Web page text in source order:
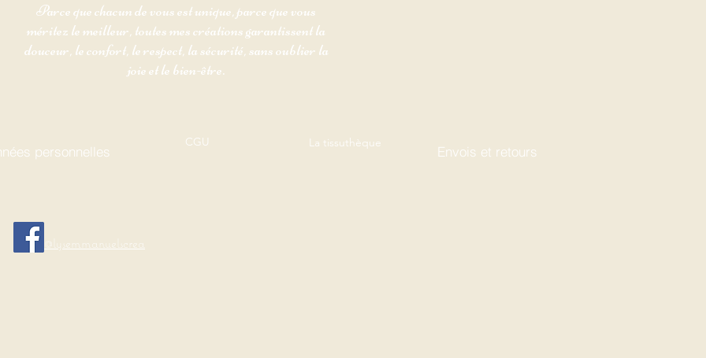
Parce que chacun de vous est unique, parce que vous
méritez le meilleur, toutes mes créations garantissent la
douceur, le confort, le respect, la sécurité, sans oublier la
joie et le bien-être.
personnelles
CGU La tissuthèque
Envois et retours
@lysemmanuelscrea